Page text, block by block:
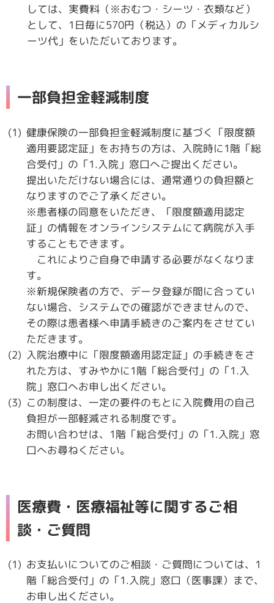
しては、実費料（※おむつ・シーツ・衣類など）
として、1日毎に570円（税込）の「メディカルシ
ーツ代」をいただいております。
一部負担金軽減制度
健康保険の一部負担金軽減制度に基づく「限度額
適用要認定証」をお持ちの方は、入院時に1階「総
合受付」の「1.入院」窓口へご提出ください。
提出いただけない場合には、通常通りの負担額と
なりますのでご了承ください。
※患者様の同意をいただき、「限度額適用認定
証」の情報をオンラインシステムにて病院が入手
することもできます。
これによりご自身で申請する必要がなくなりま
す。
※新規保険者の方で、データ登録が間に合ってい
ない場合、システムでの確認ができませんので、
その際は患者様へ申請手続きのご案内をさせてい
ただきます。
入院治療中に「限度額適用認定証」の手続きをさ
れた方は、すみやかに1階「総合受付」の「1.入
院」窓口へお申し出ください。
この制度は、一定の要件のもとに入院費用の自己
負担が一部軽減される制度です。
お問い合わせは、1階「総合受付」の「1.入院」窓
口へお尋ねください。
医療費・医療福祉等に関するご相
談・ご質問
お支払いについてのご相談・ご質問については、1
階「総合受付」の「1.入院」窓口（医事課）まで、
お申し出ください。